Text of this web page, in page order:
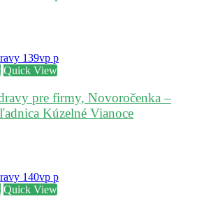
Quick View
pre firmy, Novoročenka –
Kúzelné Vianoce
Quick View